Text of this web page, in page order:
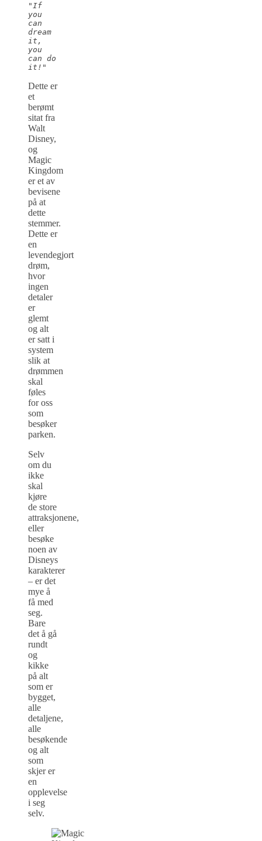
"If
you
can
dream
it,
you
can do
it!"
Dette er
et
berømt
sitat fra
Walt
Disney,
og
Magic
Kingdom
er et av
bevisene
på at
dette
stemmer.
Dette er
en
levendegjort
drøm,
hvor
ingen
detaler
er
glemt
og alt
er satt i
system
slik at
drømmen
skal
føles
for oss
som
besøker
parken.
Selv
om du
ikke
skal
kjøre
de store
attraksjonene,
eller
besøke
noen av
Disneys
karakterer
– er det
mye å
få med
seg.
Bare
det å gå
rundt
og
kikke
på alt
som er
bygget,
alle
detaljene,
alle
besøkende
og alt
som
skjer er
en
opplevelse
i seg
selv.